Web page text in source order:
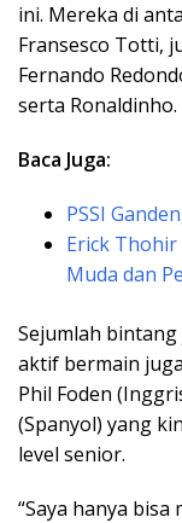
ini. Mereka di
Fransesco Totti,
Fernando
serta Ronaldinho.
Baca Juga:
PSSI
Erick Thohir
Muda dan
Sejumlah
aktif bermain
Phil Foden
(Spanyol) yang
level senior.
“Saya hanya